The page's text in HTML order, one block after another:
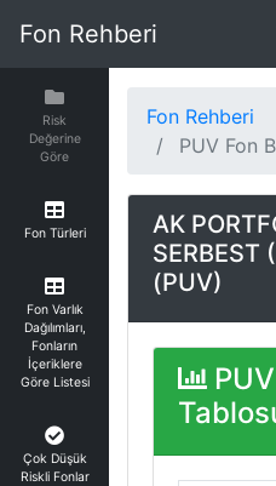
Fon Rehberi
Risk
Değerine
Göre
Fon Türleri
Fon Varlık
Dağılımları,
Fonların
İçeriklere
Göre Listesi
Çok Düşük
Riskli Fonlar
Fon Rehberi
PUV Fon
AK
SERBEST
(PUV)